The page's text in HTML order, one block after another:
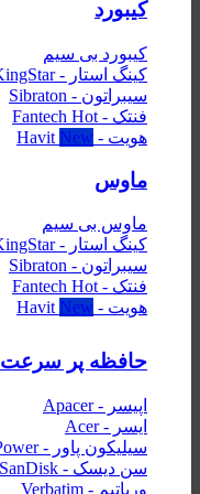
کیبورد
کیبورد بی سیم
کینگ استار - KingStar
سیبراتون - Sibraton
فنتک - Fantech
هویت - Havit
ماوس
ماوس بی سیم
کینگ استار - KingStar
سیبراتون - Sibraton
فنتک - Fantech
هویت - Havit
حافظه پر سرعت SSD
اپیسر - Apacer
ایسر - Acer
سیلیکون پاور - Silicon Power
سن دیسک - SanDisk
ورباتیم - Verbatim